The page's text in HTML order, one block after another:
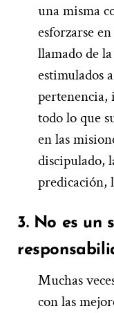
una misma
esforzarse
llamado de
estimulados
pertenencia,
todo lo que
en las
discipulado,
predicación,
3. No es un
Muchas
con las